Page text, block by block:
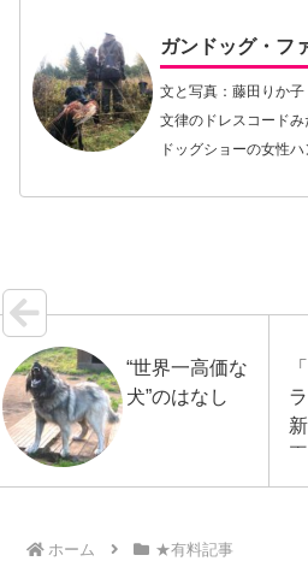
ガンドッグ・フ
文と写真：藤田りか
文律のドレスコードみ
ドッグショーの女性
“世界一高価な
犬”のはなし
ホーム ★有料記事